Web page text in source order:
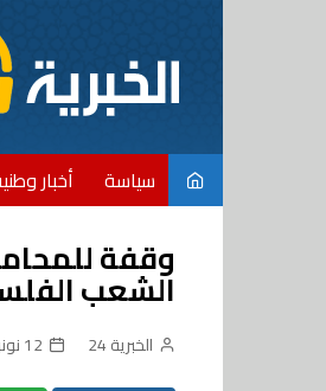
سياسة أخبار
وقفة
الشعب
الخبرية 24 12 نونبر، 2015